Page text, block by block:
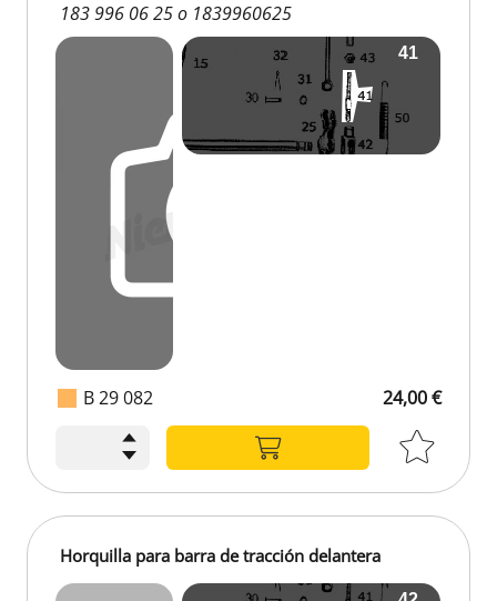
B 29 082
183 996 06 25 o 1839960625
24,00 €
Horquilla para barra de tracción delantera